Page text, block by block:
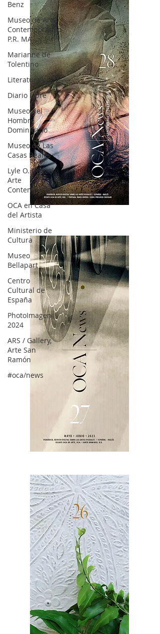
Benz
Museo de Arte
Contemporáneo
P.R. MA
Marianne de
Tolentino
Literatura
Diario Libre
Museo del
Hombre
Dominicano
Museo de Las
Casas Reales
Lyle O. Reitzel
Arte
Contemporáneo
OCA en Casa
del Artista
Ministerio de
Cultura
Museo
Bellapart
Centro
Cultural de
España
PhotoImagen
2024
ARS / Gallery,
Arte San
Ramón
#oca/news
OCA|News 28 / Julio-Agosto-Septiembre, 2023